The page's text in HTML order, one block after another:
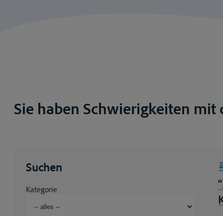
Sie haben Schwierigkeiten mit
Suchen
Kategorie